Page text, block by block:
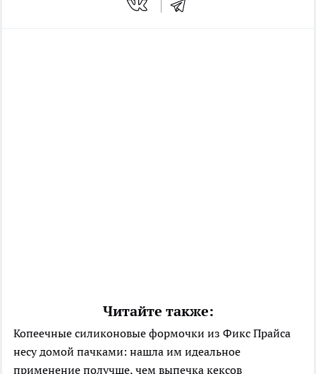
Читайте также:
Копеечные силиконовые формочки из Фикс Прайса
несу домой пачками: нашла им идеальное
применение получше, чем выпечка кексов